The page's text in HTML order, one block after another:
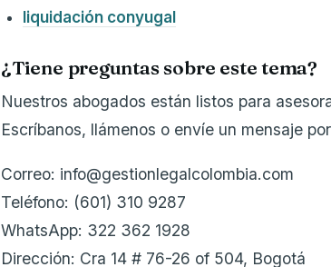
liquidación conyugal
¿Tiene preguntas sobre este tema?
Nuestros abogados están listos para
Escríbanos, llámenos o envíe un mensaje
Correo: info@gestionlegalcolombia.com
Teléfono: (601) 310 9287
WhatsApp: 322 362 1928
Dirección: Cra 14 # 76-26 of 504, Bogotá